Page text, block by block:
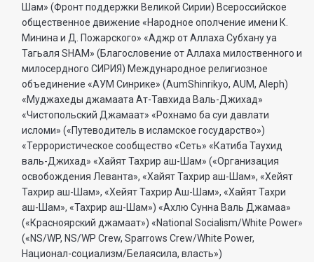
Шам» (Фронт поддержки Великой Сирии) Всероссийское
общественное движение «Народное ополчение имени К.
Минина и Д. Пожарского» «Аджр от Аллаха Субхану уа
Тагьаля SHAM» (Благословение от Аллаха милоственного и
милосердного СИРИЯ) Международное религиозное
объединение «АУМ Синрике» (AumShinrikyo, AUM, Aleph)
«Муджахеды джамаата Ат-Тавхида Валь-Джихад»
«Чистопольский Джамаат» «Рохнамо ба суи давлати
исломи» («Путеводитель в исламское государство»)
«Террористическое сообщество «Сеть» «Катиба Таухид
валь-Джихад» «Хайят Тахрир аш-Шам» («Организация
освобождения Леванта», «Хайят Тахрир аш-Шам», «Хейят
Тахрир аш-Шам», «Хейят Тахрир Аш-Шам», «Хайят Тахри
аш-Шам», «Тахрир аш-Шам») «Ахлю Сунна Валь Джамаа»
(«Красноярский джамаат») «National Socialism/White Power»
(«NS/WP, NS/WP Crew, Sparrows Crew/White Power,
Национал-социализм/Белаясила, власть»)